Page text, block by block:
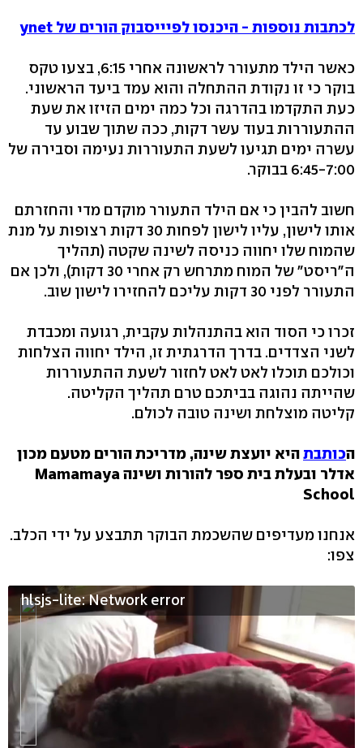
לכתבות נוספות - היכנסו לפיייסבוק הורים של ynet
כאשר הילד מתעורר לראשונה אחרי 6:15, בצעו טקס
בוקר כי זו נקודת ההתחלה והוא עמד ביעד הראשוני.
כעת התקדמו בהדרגה וכל כמה ימים הזיזו את שעת
ההתעוררות בעוד עשר דקות, ככה שתוך שבוע עד
עשרה ימים תגיעו לשעת התעוררות נעימה וסבירה של
6:45-7:00 בבוקר.
חשוב להבין כי אם הילד התעורר מוקדם מדי והחזרתם
אותו לישון, עליו לישון לפחות 30 דקות רצופות על מנת
שהמוח שלו יחווה כניסה לשינה שקטה (תהליך
ה"ריסט" של המוח מתרחש רק אחרי 30 דקות), ולכן אם
התעורר לפני 30 דקות עליכם להחזירו לישון שוב.
זכרו כי הסוד הוא בהתנהלות עקבית, רגועה ומכבדת
לשני הצדדים. בדרך הדרגתית זו, הילד יחווה הצלחות
וכולכם תוכלו לאט לאט לחזור לשעת ההתעוררות
שהייתה נהוגה בביתכם טרם תהליך הקליטה.
קליטה מוצלחת ושינה טובה לכולם.
הכותבתהיא יועצת שינה, מדריכת הורים מטעם מכון
אדלר ובעלת בית ספר להורות ושינה Mamamaya
School
אנחנו מעדיפים שהשכמת הבוקר תתבצע על ידי הכלב.
צפו:
hlsjs-lite: Network error